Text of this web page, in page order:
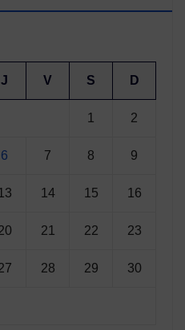
J V S D
1 2
6 7 8 9
14 15 16
21 22 23
28 29 30